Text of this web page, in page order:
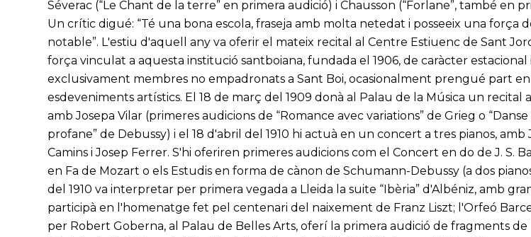
Séverac (“Le Chant de la terre” en primera audició) i Chausson (“Forlane”, també en
Un crític digué: “Té una bona escola, fraseja amb molta netedat i posseeix una força
notable”. L'estiu d'aquell any va oferir el mateix recital al Centre Estiuenc de Sant
força vinculat a aquesta institució santboiana, fundada el 1906, de caràcter
exclusivament membres no empadronats a Sant Boi, ocasionalment prengué part en
esdeveniments artístics. El 18 de març del 1909 donà al Palau de la Música un recital
amb Josepa Vilar (primeres audicions de “Romance avec variations” de Grieg o
profane” de Debussy) i el 18 d'abril del 1910 hi actuà en un concert a tres pianos, amb
Camins i Josep Ferrer. S'hi oferiren primeres audicions com el Concert en do de J. S.
en Fa de Mozart o els Estudis en forma de cànon de Schumann-Debussy (a dos
del 1910 va interpretar per primera vegada a Lleida la suite “Ibèria” d'Albéniz, amb gran
participà en l'homenatge fet pel centenari del naixement de Franz Liszt; l'Orfeó
per Robert Goberna, al Palau de Belles Arts, oferí la primera audició de fragments de